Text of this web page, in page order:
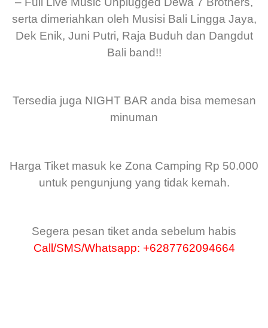
serta dimeriahkan oleh Musisi Bali Lingga Jaya,
Dek Enik, Juni Putri, Raja Buduh dan Dangdut
Bali band!!
Tersedia juga NIGHT BAR anda bisa memesan
minuman
Harga Tiket masuk ke Zona Camping Rp 50.000
untuk pengunjung yang tidak kemah.
Segera pesan tiket anda sebelum habis
Call/SMS/Whatsapp: +6287762094664